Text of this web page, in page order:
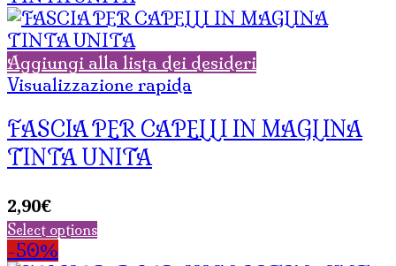
Aggiungi alla lista dei desideri
Visualizzazione rapida
FASCIA PER CAPELLI IN MAGLINA
TINTA UNITA
2,90€
Select options
-50%